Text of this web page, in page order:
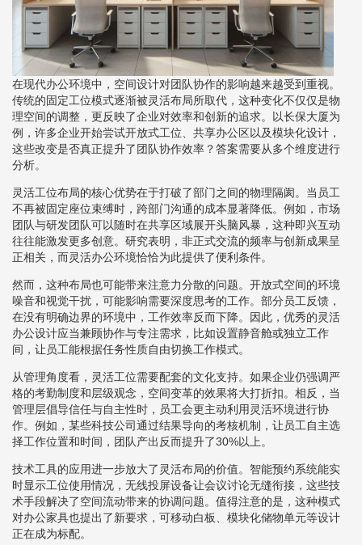
在现代办公环境中，空间设计对团队协作的影响越来越受到重视。
传统的固定工位模式逐渐被灵活布局所取代，这种变化不仅仅是物
理空间的调整，更反映了企业对效率和创新的追求。以长保大厦为
例，许多企业开始尝试开放式工位、共享办公区以及模块化设计，
这些改变是否真正提升了团队协作效率？答案需要从多个维度进行
分析。
灵活工位布局的核心优势在于打破了部门之间的物理隔阂。当员工
不再被固定座位束缚时，跨部门沟通的成本显著降低。例如，市场
团队与研发团队可以随时在共享区域展开头脑风暴，这种即兴互动
往往能激发更多创意。研究表明，非正式交流的频率与创新成果呈
正相关，而灵活办公环境恰恰为此提供了便利条件。
然而，这种布局也可能带来注意力分散的问题。开放式空间的环境
噪音和视觉干扰，可能影响需要深度思考的工作。部分员工反馈，
在没有明确边界的环境中，工作效率反而下降。因此，优秀的灵活
办公设计应当兼顾协作与专注需求，比如设置静音舱或独立工作
间，让员工能根据任务性质自由切换工作模式。
从管理角度看，灵活工位需要配套的文化支持。如果企业仍强调严
格的考勤制度和层级观念，空间变革的效果将大打折扣。相反，当
管理层倡导信任与自主性时，员工会更主动利用灵活环境进行协
作。例如，某些科技公司通过结果导向的考核机制，让员工自主选
择工作位置和时间，团队产出反而提升了30%以上。
技术工具的应用进一步放大了灵活布局的价值。智能预约系统能实
时显示工位使用情况，无线投屏设备让会议讨论无缝衔接，这些技
术手段解决了空间流动带来的协调问题。值得注意的是，这种模式
对办公家具也提出了新要求，可移动白板、模块化储物单元等设计
正在成为标配。